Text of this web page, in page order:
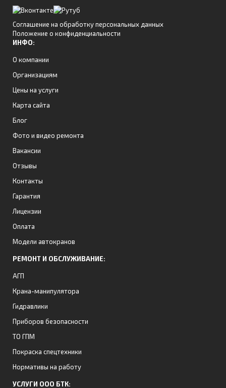
Соглашение на обработку персональных данных
Положение о конфиденциальности
ИНФО:
О компании
Организациям
Цены на услуги
Карта сайта
Блог
Фото и видео ремонта
Вакансии
Отзывы
Контакты
Гарантия
Лицензии
Оплата
Модели автокранов
РЕМОНТ И ОБСЛУЖИВАНИЕ:
АГП
Крана-манипулятора
Гидравлики
Приборов безопасности
ТО ГПМ
Покраска спецтехники
Нормативы на работу
УСЛУГИ ООО БТК: